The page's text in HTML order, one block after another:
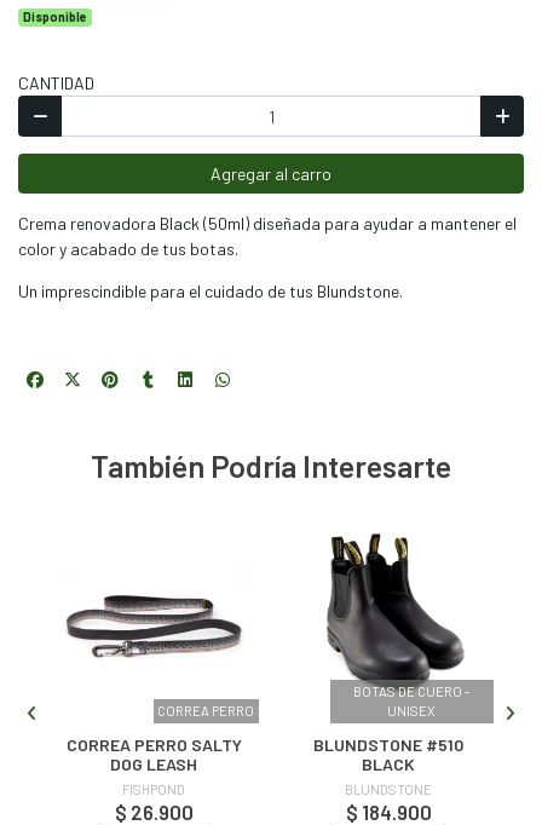
Disponible
CANTIDAD
Agregar al carro
Crema renovadora Black (50ml) diseñada para ayudar a mantener el
color y acabado de tus botas.
Un imprescindible para el cuidado de tus Blundstone.
También Podría Interesarte
CORREA PERRO
CORREA PERRO SALTY
DOG LEASH
FISHPOND
$ 26.900
BOTAS DE CUERO -
UNISEX
BLUNDSTONE #510
BLACK
BLUNDSTONE
$ 184.900